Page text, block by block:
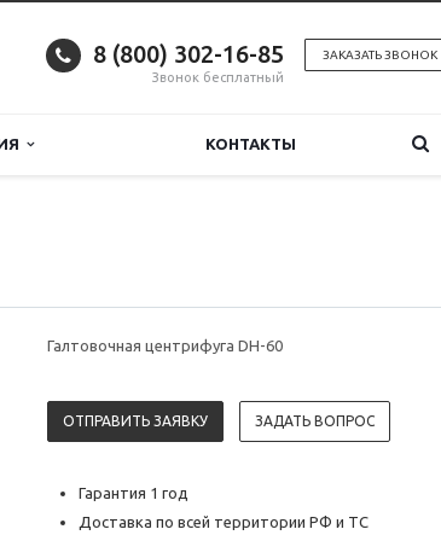
ЗАКАЗАТЬ ЗВОНОК
8 (800) 302-16-85
Звонок бесплатный
КОНТАКТЫ
Галтовочная центрифуга DH-60
ОТПРАВИТЬ ЗАЯВКУ ЗАДАТЬ ВОПРОС
Гарантия 1 год
Доставка по всей территории РФ и ТС